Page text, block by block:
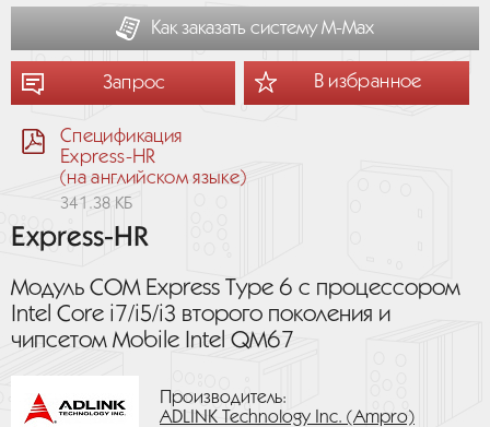
Как заказать систему М-Мах
Запрос В избранное
Спецификация
Express-HR
(на английском языке)
341.38 КБ
Express-HR
Модуль COM Express Type 6 с процессором
Intel Core i7/i5/i3 второго поколения и
чипсетом Mobile Intel QM67
Производитель:
ADLINK Technology Inc. (Ampro)